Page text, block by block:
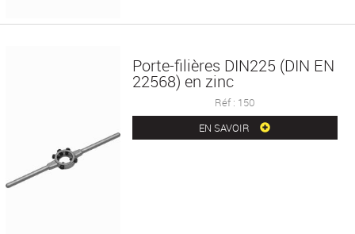
Porte-filières DIN225 (DIN EN
22568) en zinc
Réf : 150
EN SAVOIR